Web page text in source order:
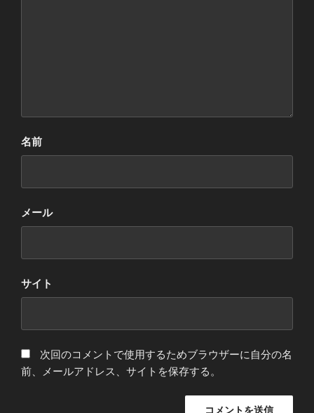
名前
メール
サイト
次回のコメントで使用するためブラウザーに自分の名
前、メールアドレス、サイトを保存する。